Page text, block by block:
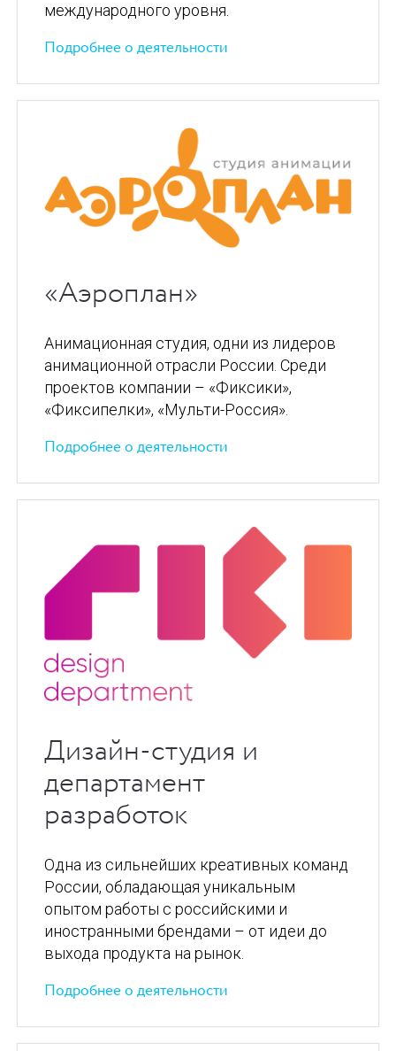
международного уровня.
Подробнее о деятельности
«Аэроплан»
Анимационная студия, одни из лидеров
анимационной отрасли России. Среди
проектов компании – «Фиксики»,
«Фиксипелки», «Мульти-Россия».
Подробнее о деятельности
Дизайн-студия и
департамент
разработок
Одна из сильнейших креативных команд
России, обладающая уникальным
опытом работы с российскими и
иностранными брендами – от идеи до
выхода продукта на рынок.
Подробнее о деятельности